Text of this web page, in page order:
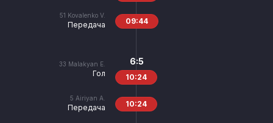
51 Kovalenko V.
Передача 09:44
33 Malakyan E.
Гол
6:5
10:24
5 Airiyan A.
Передача 10:24